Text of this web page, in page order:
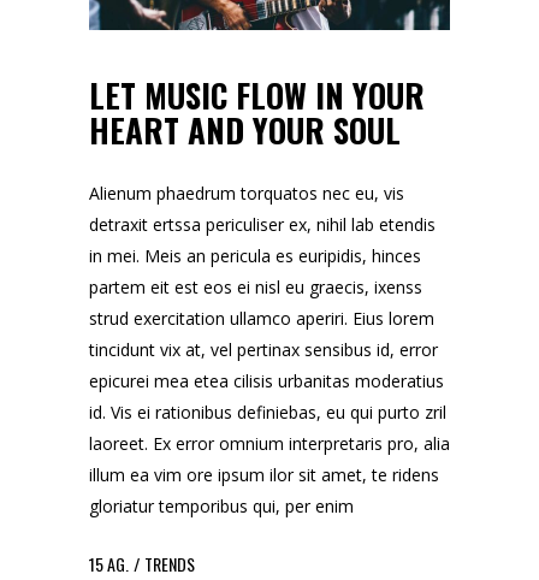
LET MUSIC FLOW IN YOUR
HEART AND YOUR SOUL
Alienum phaedrum torquatos nec eu, vis
detraxit ertssa periculiser ex, nihil lab etendis
in mei. Meis an pericula es euripidis, hinces
partem eit est eos ei nisl eu graecis, ixenss
strud exercitation ullamco aperiri. Eius lorem
tincidunt vix at, vel pertinax sensibus id, error
epicurei mea etea cilisis urbanitas moderatius
id. Vis ei rationibus definiebas, eu qui purto zril
laoreet. Ex error omnium interpretaris pro, alia
illum ea vim ore ipsum ilor sit amet, te ridens
gloriatur temporibus qui, per enim
15AG.
TRENDS